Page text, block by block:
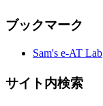
ブックマーク
Sam's e-AT Lab
サイト内検索